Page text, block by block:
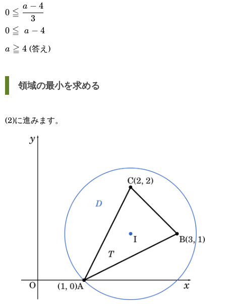
0\leqq\cfrac{a-
4}{3}
0 ≦ 3
a − 4
0\leqq a-
4
0 ≦ a − 4
a\geqq4
a ≧ 4(答え)
領域の最小を求める
(2)に進みます。